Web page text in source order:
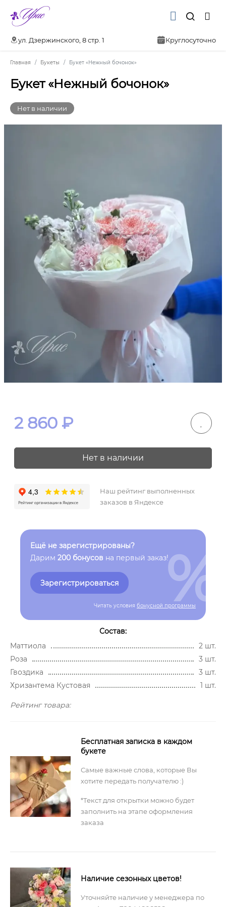
ул. Дзержинского, 8 стр. 1 Круглосуточно
Главная Букеты Букет «Нежный бочонок»
Букет «Нежный бочонок»
Нет в наличии
2 860 ₽
Нет в наличии
Наш рейтинг выполненных
заказов в Яндексе
Ещё не зарегистрированы?
Дарим 200 бонусов на первый заказ!
Зарегистрироваться
Читать условия бонусной программы
%
Состав:
Маттиола
2 шт.
Роза
3 шт.
Гвоздика
3 шт.
Хризантема Кустовая
1 шт.
Рейтинг товара:
Бесплатная записка в каждом
букете
Самые важные слова, которые Вы
хотите передать получателю :)
*Текст для открытки можно будет
заполнить на этапе оформления
заказа
Наличие сезонных цветов!
Уточняйте наличие у менеджера по